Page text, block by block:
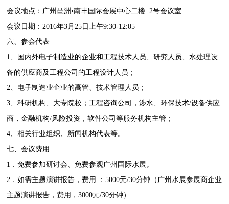
会议地点： 广州琶洲•南丰国际会展中心二楼 2号会议室
会议日期：2016年3月25日上午9:30-12:05
六、参会代表
1、国内外电子制造业的企业和工程技术人员、研究人员、水处理设
备的供应商及工程公司的工程设计人员；
2、电子制造业企业的高管、技术管理人员；
3、科研机构、大专院校；工程咨询公司，涉水、环保技术/设备供应
商，金融机构/风险投资，软件公司等服务机构主管；
4、相关行业组织、新闻机构代表等。
七、会议费用
1．免费参加研讨会、免费参观广州国际水展。
2．如需主题演讲报告，费用 ：5000元/30分钟（广州水展参展商企业
主题演讲报告，费用，3000元/30分钟）